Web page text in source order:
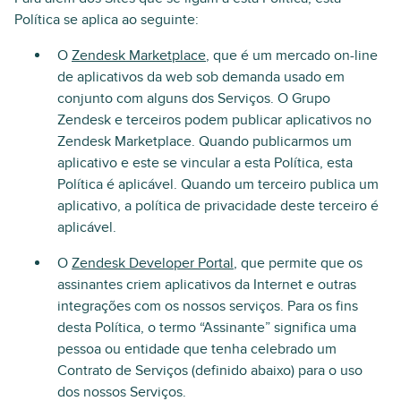
Política se aplica ao seguinte:
O Zendesk Marketplace, que é um mercado on-line
de aplicativos da web sob demanda usado em
conjunto com alguns dos Serviços. O Grupo
Zendesk e terceiros podem publicar aplicativos no
Zendesk Marketplace. Quando publicarmos um
aplicativo e este se vincular a esta Política, esta
Política é aplicável. Quando um terceiro publica um
aplicativo, a política de privacidade deste terceiro é
aplicável.
O Zendesk Developer Portal, que permite que os
assinantes criem aplicativos da Internet e outras
integrações com os nossos serviços. Para os fins
desta Política, o termo “Assinante” significa uma
pessoa ou entidade que tenha celebrado um
Contrato de Serviços (definido abaixo) para o uso
dos nossos Serviços.